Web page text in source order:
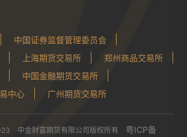
中国证券监督管理委员会
上海期货交易所
郑州商品交易所
中国金融期货交易所
中心
广州期货交易所
中金财富期货有限公司版权所有 粤ICP备